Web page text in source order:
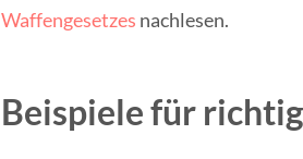
Waffengesetzes nachlesen.
Beispiele für